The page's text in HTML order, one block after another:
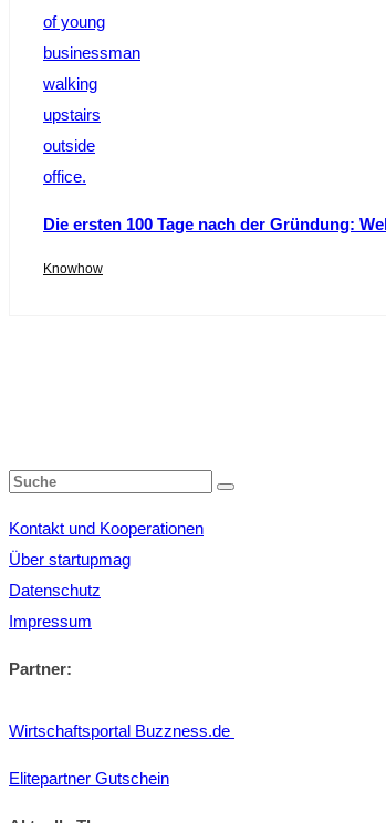
Die ersten 100 Tage nach der Gründung:
Knowhow
Kontakt und Kooperationen
Über startupmag
Datenschutz
Impressum
Partner:
Wirtschaftsportal Buzzness.de
Elitepartner Gutschein